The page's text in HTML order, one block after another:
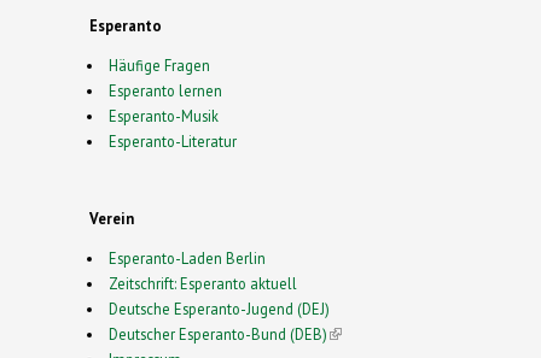
Esperanto
Häufige Fragen
Esperanto lernen
Esperanto-Musik
Esperanto-Literatur
Verein
Esperanto-Laden Berlin
Zeitschrift: Esperanto aktuell
Deutsche Esperanto-Jugend (DEJ)
Deutscher Esperanto-Bund (DEB)(link is external)